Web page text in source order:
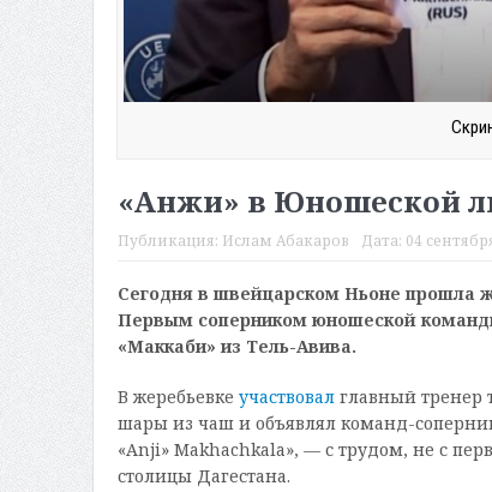
«Анжи» в Юношеской
Публикация: Ислам Абакаров Дата: 04
Сегодня в швейцарском Ньоне прошла
Первым соперником юношеской
«Маккаби» из Тель-Авива.
В жеребьевке участвовалглавный тренер
шары из чаш и объявлял команд-
«Anji» Makhachkala», — с трудом, не с
столицы Дагестана.